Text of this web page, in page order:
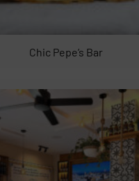
Chic Pepe’s Bar